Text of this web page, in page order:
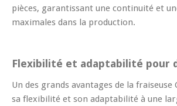
pièces, garantissant une continuité et
maximales dans la production.
Flexibilité et adaptabilité pour
Un des grands avantages de la fraiseuse
sa flexibilité et son adaptabilité à une